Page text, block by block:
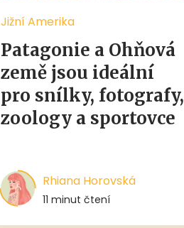
Jižní Amerika
Patagonie a Ohňová
země jsou ideální
pro snílky, fotografy,
zoology a sportovce
Rhiana Horovská
11 minut čtení